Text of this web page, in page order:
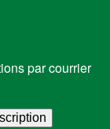
par courrier